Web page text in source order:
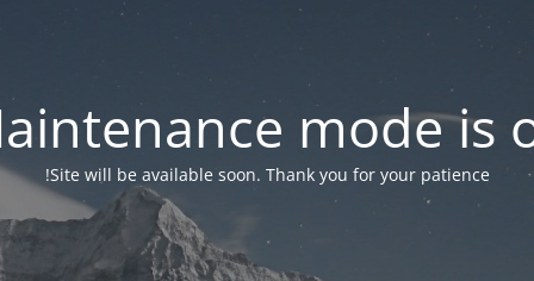
mode is
Site will be available soon. Thank you for your patience!